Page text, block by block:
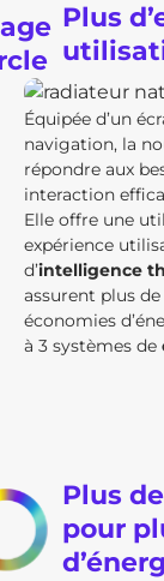
Plus
Équipée d’un
navigation, la
répondre aux
interaction
Elle offre une
expérience
d’intelligence
assurent plus
économies
à 3 systèmes de
Plus
pour